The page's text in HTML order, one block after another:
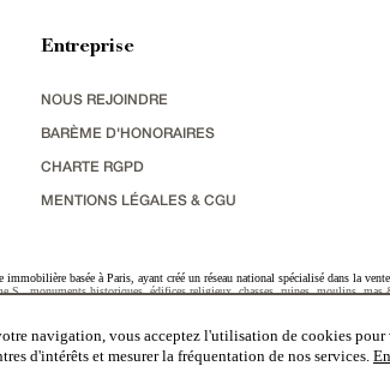
Entreprise
NOUS REJOINDRE
BARÈME D'HONORAIRES
CHARTE RGPD
MENTIONS LÉGALES & CGU
immobilière basée à Paris, ayant créé un réseau national spécialisé dans la
S.,monuments historiques,édifices religieux,chasses,ruines,moulins,mas
navigation, vous acceptez l'utilisation de cookies pour
d'intérêts et mesurer la fréquentation de nos services.